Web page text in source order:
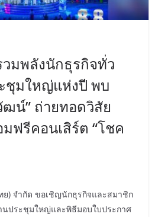
วมพลังนักธุรกิจทั่ว
ชุมใหญ่แห่งปี พบ
ฒน์” ถ่ายทอดวิสัย
ฟรีคอนเสิร์ต “โชค
ย) จำกัด ขอเชิญนักธุรกิจและสมาชิก
นประชุมใหญ่และพิธีมอบใบประกาศ